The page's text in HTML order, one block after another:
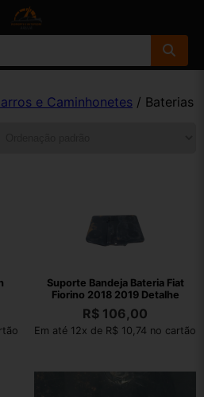
e Caminhonetes / Baterias
Suporte Bandeja Bateria Fiat
Fiorino 2018 2019 Detalhe
R$ 106,00
Em até 12x de R$ 10,74 no cartão